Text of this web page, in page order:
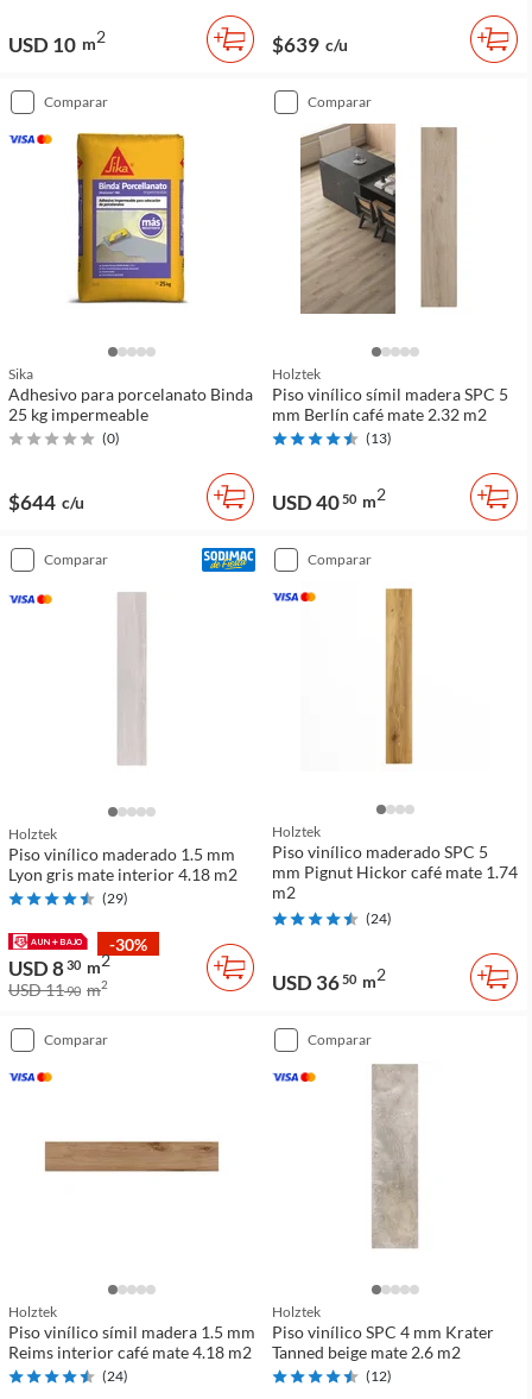
USD 10 m2 $639 c/u
comparar
Sika
Adhesivo para porcelanato Binda
25 kg impermeable
(0)
$644 c/u
comparar
Holztek
Piso vinílico símil madera SPC 5
mm Berlín café mate 2.32 m2
(13)
USD 4050 m2
comparar
Holztek
Piso vinílico maderado 1.5 mm
Lyon gris mate interior 4.18 m2
(29)
-30%
USD 830 m2
USD 1190 m2
comparar
Holztek
Piso vinílico maderado SPC 5
mm Pignut Hickor café mate 1.74
m2
(24)
USD 3650 m2
comparar
Holztek
Piso vinílico símil madera 1.5 mm
Reims interior café mate 4.18 m2
(24)
comparar
Holztek
Piso vinílico SPC 4 mm Krater
Tanned beige mate 2.6 m2
(12)